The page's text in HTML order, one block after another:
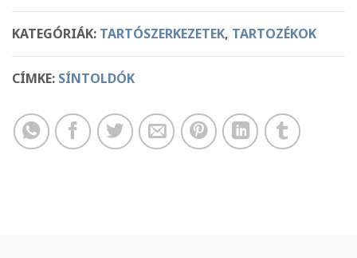
KATEGÓRIÁK: TARTÓSZERKEZETEK, TARTOZÉKOK
CÍMKE: SÍNTOLDÓK